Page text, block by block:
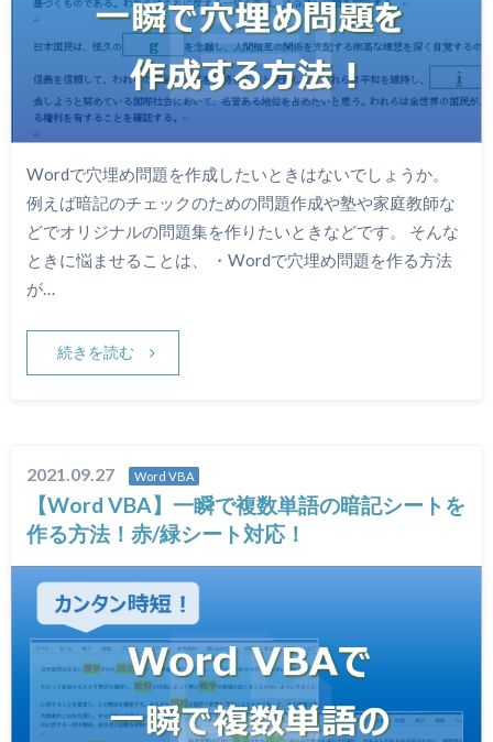
Wordで穴埋め問題を作成したいときはないでしょうか。
例えば暗記のチェックのための問題作成や塾や家庭教師な
どでオリジナルの問題集を作りたいときなどです。 そんな
ときに悩ませることは、 ・Wordで穴埋め問題を作る方法
が…
続きを読む
2021.09.27 Word VBA
【Word VBA】一瞬で複数単語の暗記シートを
作る方法！赤/緑シート対応！